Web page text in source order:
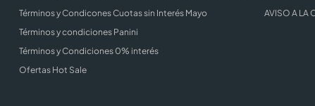
Términos y Condicones Cuotas sin Interés Mayo
Términos y condiciones Panini
Términos y Condiciones 0% interés
Ofertas Hot Sale
AVISO A LA